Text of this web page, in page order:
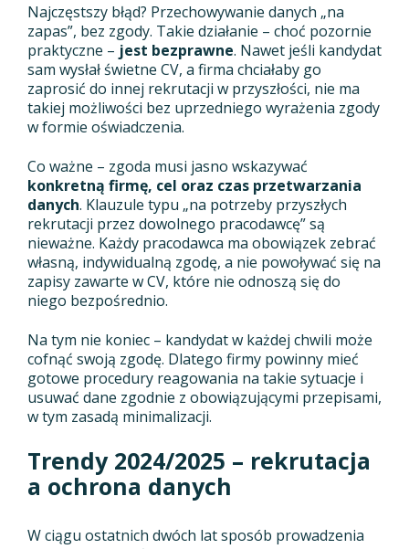
Najczęstszy błąd? Przechowywanie danych „na
zapas”, bez zgody. Takie działanie – choć pozornie
praktyczne – jest bezprawne. Nawet jeśli kandydat
sam wysłał świetne CV, a firma chciałaby go
zaprosić do innej rekrutacji w przyszłości, nie ma
takiej możliwości bez uprzedniego wyrażenia zgody
w formie oświadczenia.
Co ważne – zgoda musi jasno wskazywać
konkretną firmę, cel oraz czas przetwarzania
danych. Klauzule typu „na potrzeby przyszłych
rekrutacji przez dowolnego pracodawcę” są
nieważne. Każdy pracodawca ma obowiązek zebrać
własną, indywidualną zgodę, a nie powoływać się na
zapisy zawarte w CV, które nie odnoszą się do
niego bezpośrednio.
Na tym nie koniec – kandydat w każdej chwili może
cofnąć swoją zgodę. Dlatego firmy powinny mieć
gotowe procedury reagowania na takie sytuacje i
usuwać dane zgodnie z obowiązującymi przepisami,
w tym zasadą minimalizacji.
Trendy 2024/2025 – rekrutacja
a ochrona danych
W ciągu ostatnich dwóch lat sposób prowadzenia